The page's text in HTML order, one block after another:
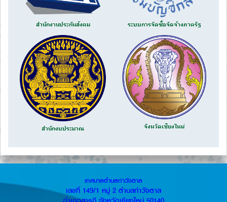
สำนักงานประกันสังคม ระบบการจัดซื้อจัดจ้างภาครัฐ
สำนักงบประมาณ จังหวัดเชียงใหม่
เทศบาลตำบลท่าวังตาล
เลขที่ 149/1 หมู่ 2 ตำบลท่าวังตาล